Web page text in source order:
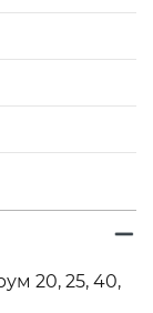
20, 25, 40,